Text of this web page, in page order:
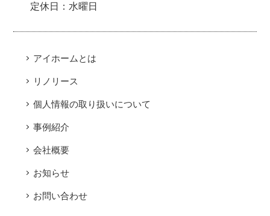
定休日：水曜日
アイホームとは
リノリース
個人情報の取り扱いについて
事例紹介
会社概要
お知らせ
お問い合わせ